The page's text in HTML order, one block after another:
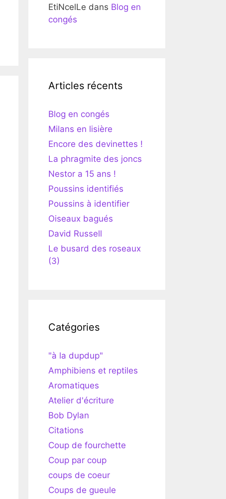
EtiNcelLe dans Blog en
congés
Articles récents
Blog en congés
Milans en lisière
Encore des devinettes !
La phragmite des joncs
Nestor a 15 ans !
Poussins identifiés
Poussins à identifier
Oiseaux bagués
David Russell
Le busard des roseaux
(3)
Catégories
"à la dupdup"
Amphibiens et reptiles
Aromatiques
Atelier d'écriture
Bob Dylan
Citations
Coup de fourchette
Coup par coup
coups de coeur
Coups de gueule